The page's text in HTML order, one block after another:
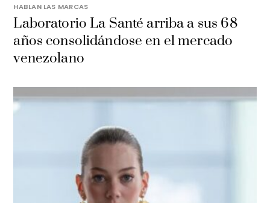
HABLAN LAS MARCAS
Laboratorio La Santé arriba a sus 68
años consolidándose en el mercado
venezolano